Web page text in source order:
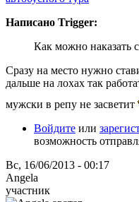
Написано Trigger:
Как можно наказать
Сразу на место нужно
дальше на лохах так
мужски в репу не засветит
Войдите или
возможность
Вс, 16/06/2013 - 00:17
Angela
участник